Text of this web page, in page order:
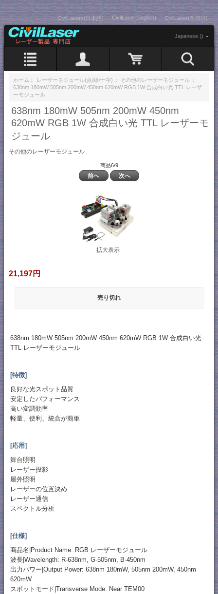
CivilLasers(日本語) CivilLaser(English) CivilLaser(한국어)
Japanese ()
ホーム :: レーザーモジュール(点/線/十字) :: その他のレーザーモジュール ::
638nm 180mW 505nm 200mW 450nm 620mW RGB 1W 合成白い光 TTL レーザ
ーモジュール
638nm 180mW 505nm 200mW 450nm
620mW RGB 1W 合成白い光 TTL レーザーモ
ジュール
その他のレーザーモジュール
商品6/9
前へ 次へ
拡大表示
21,197円
売り切れ
638nm 180mW 505nm 200mW 450nm 620mW RGB 1W 合成白い光
TTL レーザーモジュール
[特徴]
良好な光スポット品質
安定したパフォーマンス
高い変調効率
軽量、便利、統合が簡単
[応用]
舞台照明
レーザー投影
屋外照明
レーザーの位置決め
レーザー通信
スペクトル分析
[仕様]
商品名|Product Name: RGB レーザーモジュール
波長|Wavelength: R-638nm, G-505nm, B-450nm
出力パワー|Output Power: 638nm 180mW, 505nm 200mW, 450nm
620mW
スポットモード|Transverse Mode: Near TEM00